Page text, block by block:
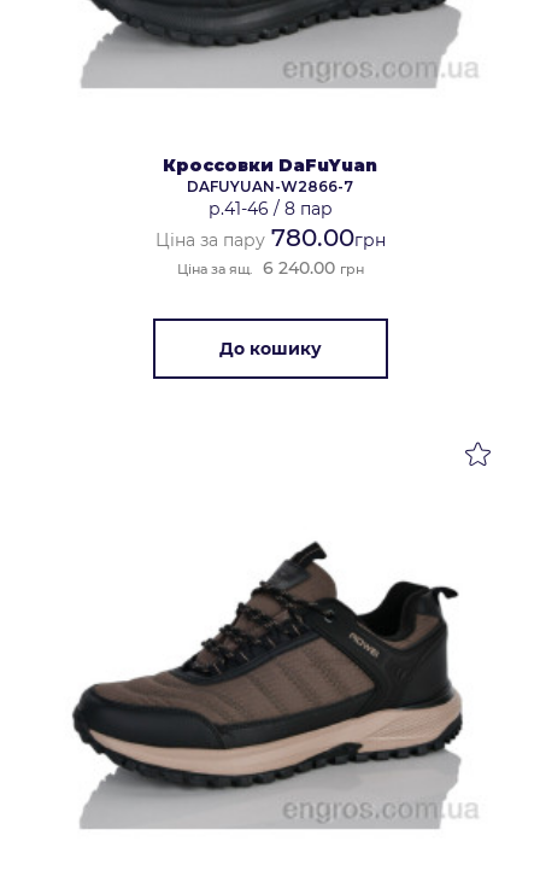
Кроссовки DaFuYuan
DAFUYUAN-W2866-7
р.41-46 / 8 пар
Ціна за пару780.00грн
Ціна за ящ. 6 240.00 грн
До кошику